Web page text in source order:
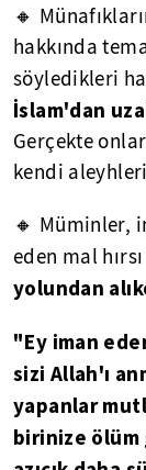
🔸
hakkında
söyledikleri
İslam'dan
Gerçekte
kendi
🔸 Müminler,
eden mal
yolundan
"Ey iman
sizi Allah'ı
yapanlar
birinize ölüm